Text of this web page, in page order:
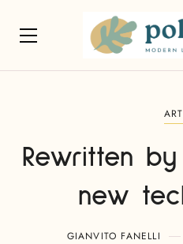
Rewritten
new
GIANVITO FANELLI